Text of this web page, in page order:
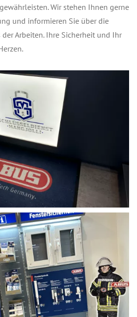
Wir stehen Ihnen gerne
und informieren Sie über die
Arbeiten. Ihre Sicherheit und Ihr